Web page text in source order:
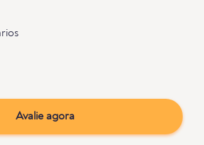
Avalie agora